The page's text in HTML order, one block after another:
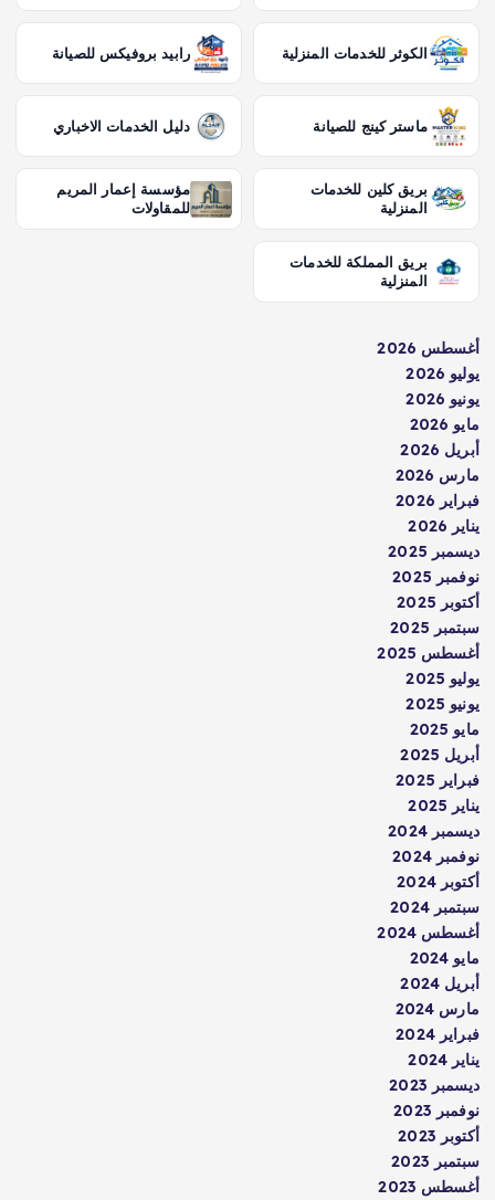
الكوثر للخدمات المنزلية رابيد بروفيكس للصيانة
ماستر كينج للصيانة دليل الخدمات الاخباري
بريق كلين للخدمات
المنزلية
مؤسسة إعمار المريم
للمقاولات
بريق المملكة للخدمات
المنزلية
أغسطس 2026
يوليو 2026
يونيو 2026
مايو 2026
أبريل 2026
مارس 2026
فبراير 2026
يناير 2026
ديسمبر 2025
نوفمبر 2025
أكتوبر 2025
سبتمبر 2025
أغسطس 2025
يوليو 2025
يونيو 2025
مايو 2025
أبريل 2025
فبراير 2025
يناير 2025
ديسمبر 2024
نوفمبر 2024
أكتوبر 2024
سبتمبر 2024
أغسطس 2024
مايو 2024
أبريل 2024
مارس 2024
فبراير 2024
يناير 2024
ديسمبر 2023
نوفمبر 2023
أكتوبر 2023
سبتمبر 2023
أغسطس 2023